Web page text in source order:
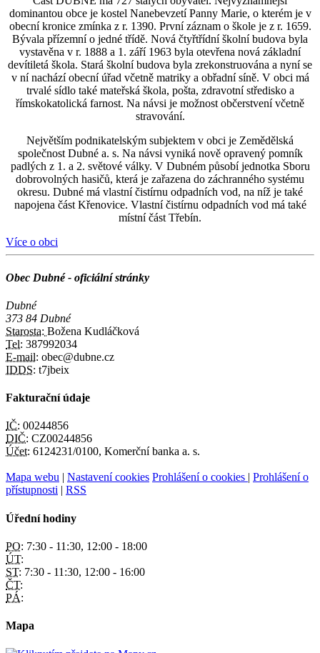
dominantou obce je kostel Nanebevzetí Panny Marie, o kterém je v
obecní kronice zmínka z r. 1390. První záznam o škole je z r. 1659.
Bývala přízemní o jedné třídě. Nová čtyřtřídní školní budova byla
vystavěna v r. 1888 a 1. září 1963 byla otevřena nová základní
devítiletá škola. Stará školní budova byla zrekonstruována a nyní se
v ní nachází obecní úřad včetně matriky a obřadní síně. V obci má
trvalé sídlo také mateřská škola, pošta, zdravotní středisko a
římskokatolická farnost. Na návsi je možnost občerstvení včetně
stravování.
Největším podnikatelským subjektem v obci je Zemědělská
společnost Dubné a. s. Na návsi vyniká nově opravený pomník
padlých z 1. a 2. světové války. V Dubném působí jednotka Sboru
dobrovolných hasičů, která je zařazena do záchranného systému
okresu. Dubné má vlastní čistírnu odpadních vod, na níž je také
napojena část Křenovice. Vlastní čistírnu odpadních vod má také
místní část Třebín.
Více o obci
Obec Dubné - oficiální stránky
Dubné
373 84 Dubné
Starosta: Božena Kudláčková
Tel: 387992034
E-mail: obec@dubne.cz
IDDS: t7jbeix
Fakturační údaje
IČ: 00244856
DIČ: CZ00244856
Účet: 6124231/0100, Komerční banka a. s.
Mapa webu Nastavení cookies Prohlášení o cookies
Prohlášení o
přístupnosti
RSS
Úřední hodiny
PO: 7:30 - 11:30, 12:00 - 18:00
ÚT:
ST: 7:30 - 11:30, 12:00 - 16:00
ČT:
PÁ:
Mapa